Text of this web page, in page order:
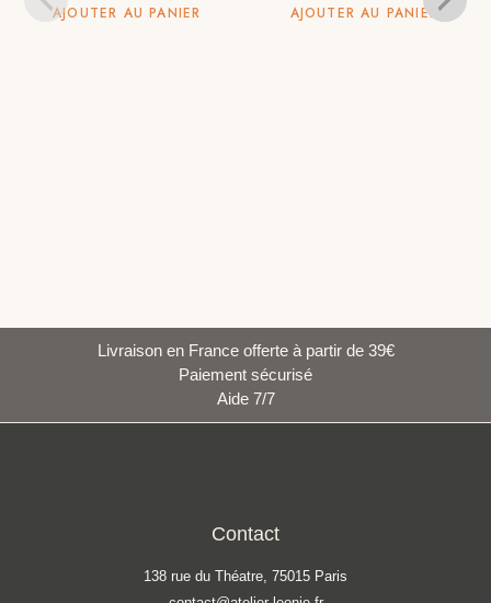
AJOUTER AU PANIER AJOUTER AU PANIER
Livraison en France offerte à partir de 39€
Paiement sécurisé
Aide 7/7
Contact
138 rue du Théatre, 75015 Paris